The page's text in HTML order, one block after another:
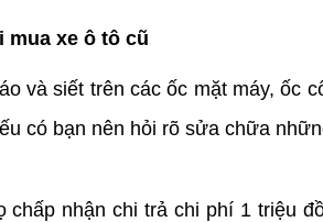
mua xe ô tô cũ
và siết trên các ốc mặt máy,
có bạn nên hỏi rõ sửa chữa
chấp nhận chi trả chi phí 1 triệu